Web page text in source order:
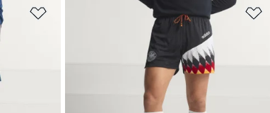
Dodaj do listy życzeń